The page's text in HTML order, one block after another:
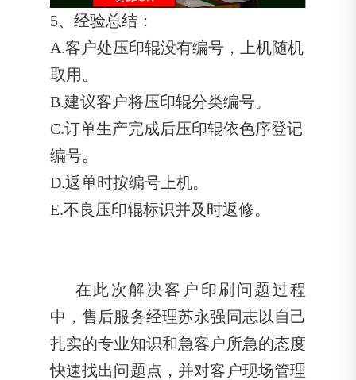
5、经验总结：
A.客户处压印辊没有编号，上机随机
取用。
B.建议客户将压印辊分类编号。
C.订单生产完成后压印辊依色序登记
编号。
D.返单时按编号上机。
E.不良压印辊标识并及时返修。
在此次解决客户印刷问题过程
中，售后服务经理苏永强同志以自己
扎实的专业知识和急客户所急的态度
快速找出问题点，并对客户现场管理